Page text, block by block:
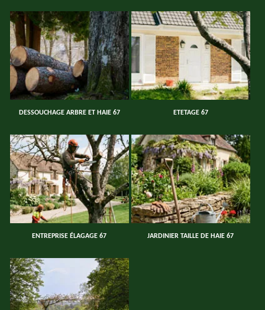
DESSOUCHAGE ARBRE ET HAIE 67 ETETAGE 67
ENTREPRISE ÉLAGAGE 67 JARDINIER TAILLE DE HAIE 67